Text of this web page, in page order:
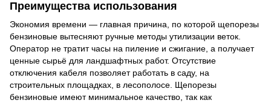
Преимущества использования
Экономия времени — главная причина, по которой щепорезы
бензиновые вытесняют ручные методы утилизации веток.
Оператор не тратит часы на пиление и сжигание, а получает
ценные сырьё для ландшафтных работ. Отсутствие
отключения кабеля позволяет работать в саду, на
строительных площадках, в лесополосе. Щепорезы
бензиновые имеют минимальное качество, так как